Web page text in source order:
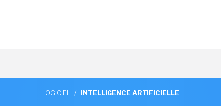
LOGICIEL / INTELLIGENCE ARTIFICIELLE